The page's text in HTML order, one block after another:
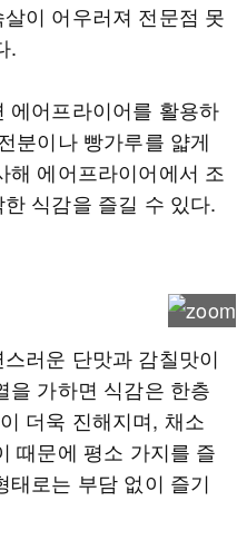
이 어우러져 전문점 못
.
에어프라이어를 활용하
분이나 빵가루를 얇게
해 에어프라이어에서 조
식감을 즐길 수 있다.
러운 단맛과 감칠맛이
을 가하면 식감은 한층
더욱 진해지며, 채소
때문에 평소 가지를 즐
태로는 부담 없이 즐기